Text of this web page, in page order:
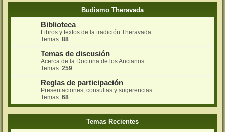
Budismo Theravada
Biblioteca
Libros y textos de la tradición Theravada.
Temas: 88
Temas de discusión
Acerca de la Doctrina de los Ancianos.
Temas: 259
Reglas de participación
Presentaciones, consultas y sugerencias.
Temas: 68
Temas Recientes